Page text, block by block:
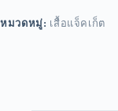
หมวดหมู่: เสื้อแจ็คเก็ต